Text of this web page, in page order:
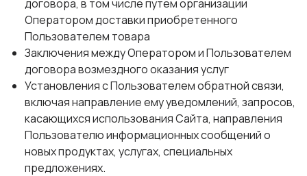
договора, в том числе путем организации
Оператором доставки приобретенного
Пользователем товара
Заключения между Оператором и Пользователем
договора возмездного оказания услуг
Установления с Пользователем обратной связи,
включая направление ему уведомлений, запросов,
касающихся использования Сайта, направления
Пользователю информационных сообщений о
новых продуктах, услугах, специальных
предложениях.